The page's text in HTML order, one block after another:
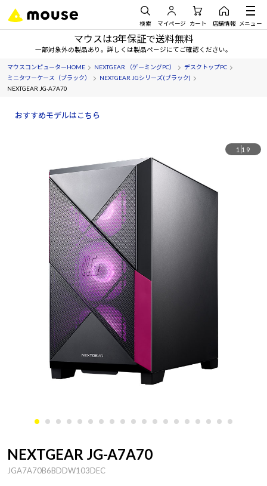
検索 マイページ カート 店舗情報 メニュー
マウスは3年保証で送料無料
一部対象外の製品あり。詳しくは製品ページにてご確認ください。
マウスコンピューターHOME NEXTGEAR （ゲーミングPC）
デスクトップPC
ミニタワーケース（ブラック）
NEXTGEAR JGシリーズ(ブラック)
NEXTGEAR JG-A7A70
おすすめモデルはこちら
1 19
NEXTGEAR JG-A7A70
JGA7A70B6BDDW103DEC